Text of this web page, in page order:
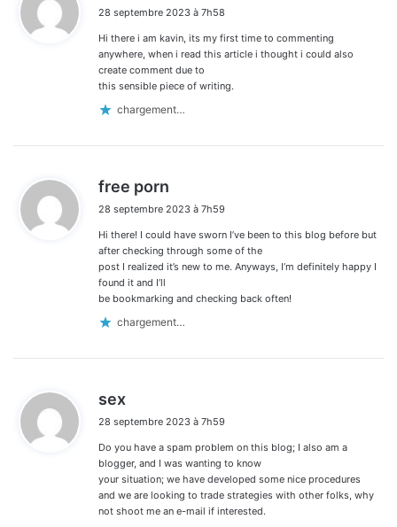
t
:
28 septembre 2023 à 7h58
Hi there i am kavin, its my first time to commenting
anywhere, when i read this article i thought i could also
create comment due to
this sensible piece of writing.
chargement…
free porn
t
:
28 septembre 2023 à 7h59
Hi there! I could have sworn I’ve been to this blog before but
after checking through some of the
post I realized it’s new to me. Anyways, I’m definitely happy I
found it and I’ll
be bookmarking and checking back often!
chargement…
sex
t
:
28 septembre 2023 à 7h59
Do you have a spam problem on this blog; I also am a
blogger, and I was wanting to know
your situation; we have developed some nice procedures
and we are looking to trade strategies with other folks, why
not shoot me an e-mail if interested.